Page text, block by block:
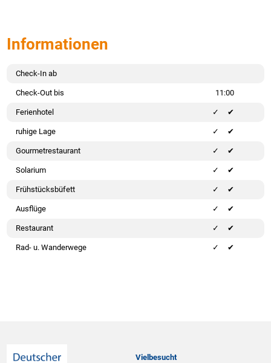
Informationen
Check-In ab
Check-Out bis 11:00
Ferienhotel ✔
ruhige Lage ✔
Gourmetrestaurant ✔
Solarium ✔
Frühstücksbüfett ✔
Ausflüge ✔
Restaurant ✔
Rad- u. Wanderwege ✔
Vielbesucht